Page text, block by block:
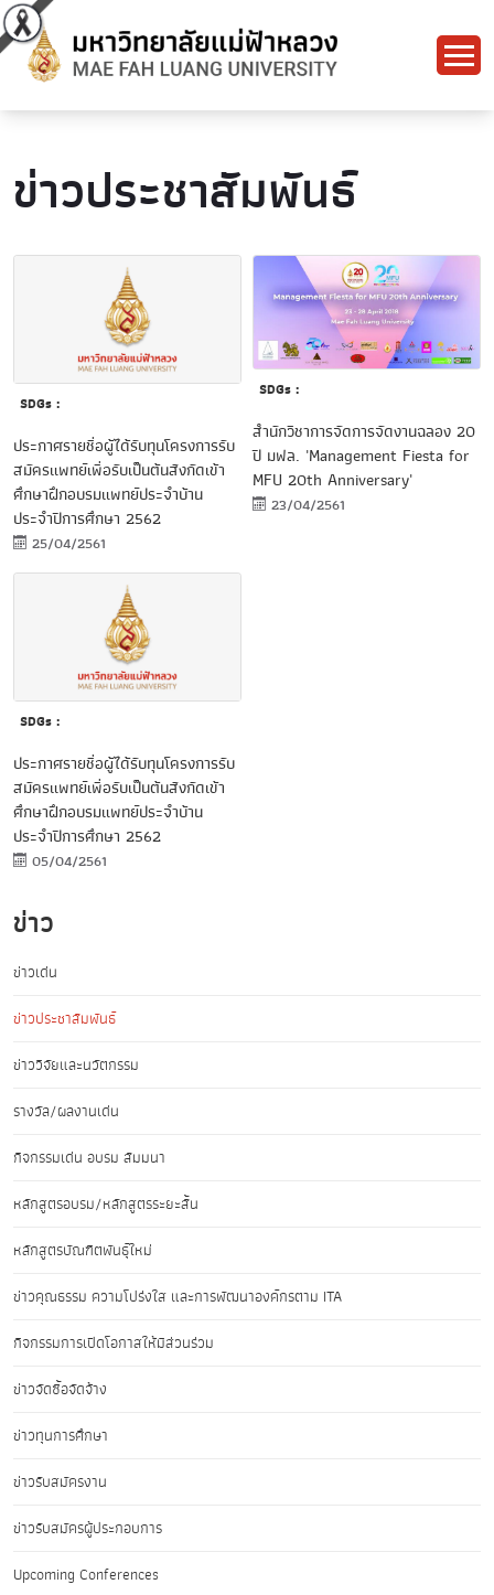
ข่าวประชาสัมพันธ์
SDGs :
ประกาศรายชื่อผู้ได้รับทุนโครงการรับ
สมัครแพทย์เพื่อรับเป็นต้นสังกัดเข้า
ศึกษาฝึกอบรมแพทย์ประจำบ้าน
ประจำปีการศึกษา 2562
25/04/2561
SDGs :
สำนักวิชาการจัดการจัดงานฉลอง 20
ปี มฟล. 'Management Fiesta for
MFU 20th Anniversary'
23/04/2561
SDGs :
ประกาศรายชื่อผู้ได้รับทุนโครงการรับ
สมัครแพทย์เพื่อรับเป็นต้นสังกัดเข้า
ศึกษาฝึกอบรมแพทย์ประจำบ้าน
ประจำปีการศึกษา 2562
05/04/2561
ข่าว
ข่าวเด่น
ข่าวประชาสัมพันธ์
ข่าววิจัยและนวัตกรรม
รางวัล/ผลงานเด่น
กิจกรรมเด่น อบรม สัมมนา
หลักสูตรอบรม/หลักสูตรระยะสั้น
หลักสูตรบัณฑิตพันธุ์ใหม่
ข่าวคุณธรรม ความโปร่งใส และการพัฒนาองค์กรตาม ITA
กิจกรรมการเปิดโอกาสให้มีส่วนร่วม
ข่าวจัดซื้อจัดจ้าง
ข่าวทุนการศึกษา
ข่าวรับสมัครงาน
ข่าวรับสมัครผู้ประกอบการ
Upcoming Conferences